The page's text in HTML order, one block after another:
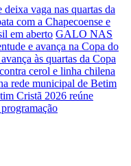
vaga nas quartas da
com a Chapecoense e
em aberto GALO NAS
e avança na Copa do
às quartas da Copa
cerol e linha chilena
rede municipal de Betim
Cristã 2026 reúne